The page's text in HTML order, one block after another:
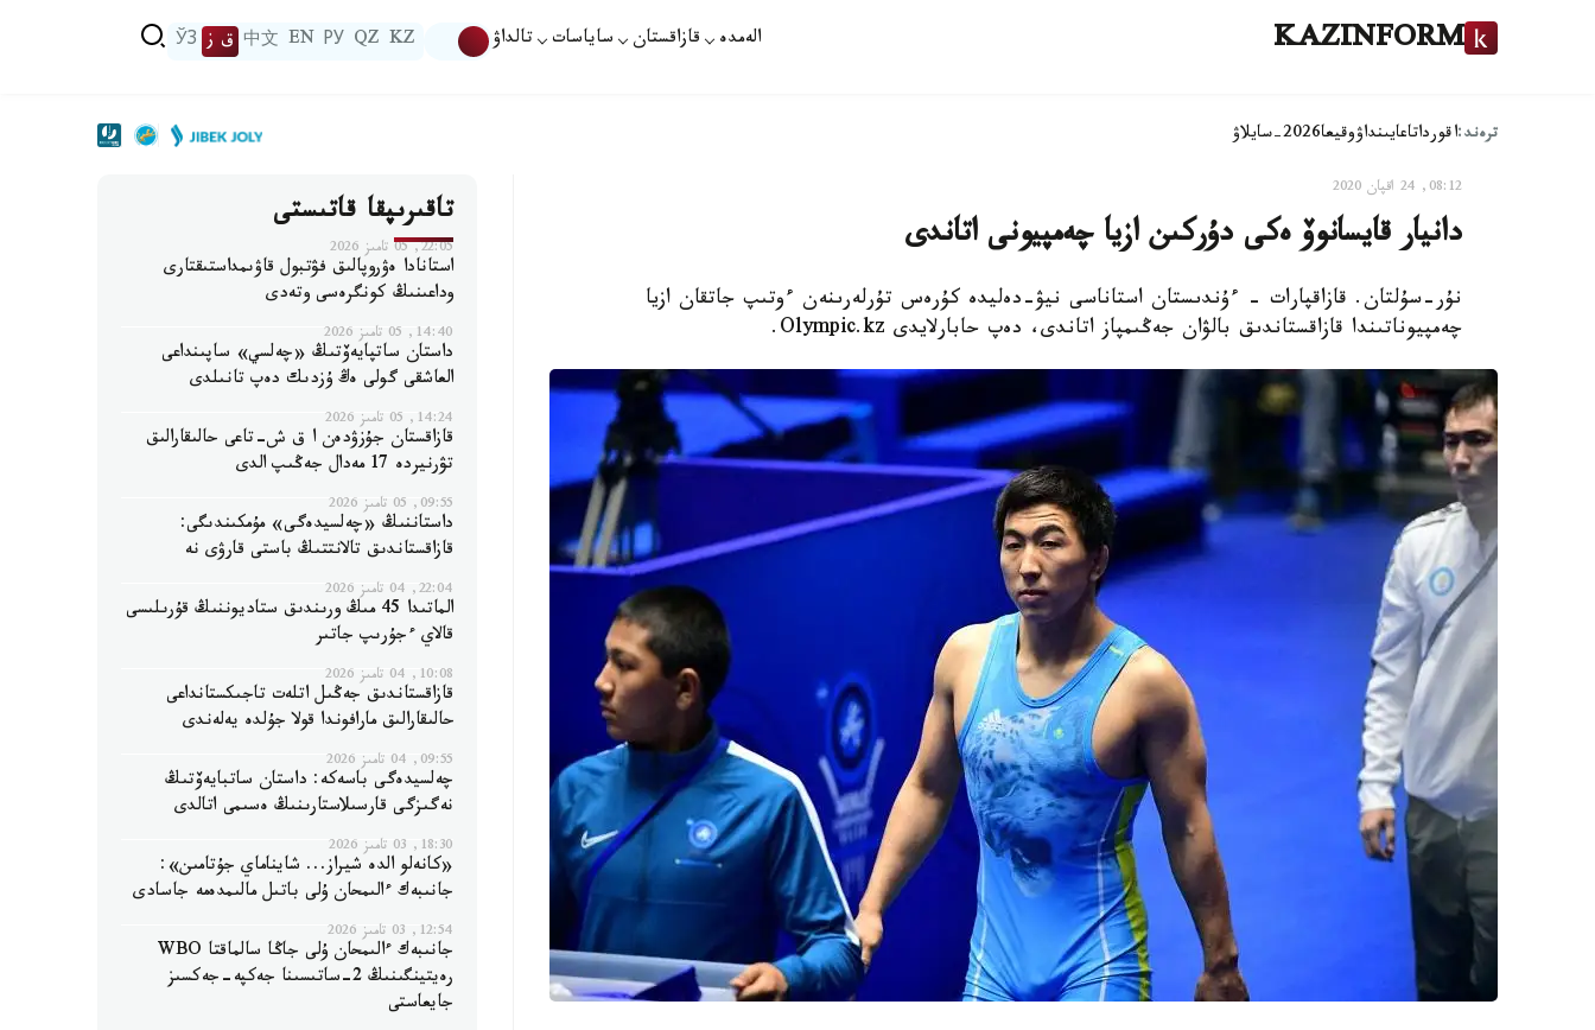
KAZINFORM الەمدە قازاقستان ساياسات تالداۋ KZ
QZ
РУ
EN
中文 ق ز ЎЗ
ترەند:اقورداتاعايىنداۋوقيعا2026-سايلاۋ
08:12, 24 اقپان 2020
دانيار قايسانوۆ ەكى دۇركىن ازيا چەمپيونى اتاندى
نۇر-سۇلتان. قازاقپارات - ءۇندىستان استاناسى نيۋ-دەليدە كۇرەس تۇرلەرىنەن ءوتىپ جاتقان ازيا
چەمپيوناتىندا قازاقستاندىق بالۋان جەڭىمپاز اتاندى، دەپ حابارلايدى Olympic.kz.
تاقىرىپقا قاتىستى
22:05, 05 تامىز 2026
استانادا ەۋروپالىق فۋتبول قاۋىمداستىقتارى
وداعىنىڭ كونگرەسى وتەدى
14:40, 05 تامىز 2026
داستان ساتپايەۆتىڭ «چەلسي» ساپىنداعى
العاشقى گولى ەڭ ۇزدىك دەپ تانىلدى
14:24, 05 تامىز 2026
قازاقستان جۇزۋدەن ا ق ش-تاعى حالىقارالىق
تۋرنيردە 17 مەدال جەڭىپ الدى
09:55, 05 تامىز 2026
داستاننىڭ «چەلسيدەگى» مۇمكىندىگى:
قازاقستاندىق تالانتتىڭ باستى قارۋى نە
22:04, 04 تامىز 2026
الماتىدا 45 مىڭ ورىندىق ستاديوننىڭ قۇرىلىسى
قالاي ءجۇرىپ جاتىر
10:08, 04 تامىز 2026
قازاقستاندىق جەڭىل اتلەت تاجىكستانداعى
حالىقارالىق مارافوندا قولا جۇلدە يەلەندى
09:55, 04 تامىز 2026
چەلسيدەگى باسەكە: داستان ساتبايەۆتىڭ
نەگىزگى قارسىلاستارىنىڭ ەسىمى اتالدى
18:30, 03 تامىز 2026
«كانەلو الدە شيراز... شايناماي جۇتامىن»:
جانىبەك ءالىمحان ۇلى باتىل مالىمدەمە جاسادى
12:54, 03 تامىز 2026
جانىبەك ءالىمحان ۇلى جاڭا سالماقتا WBO
رەيتينگىنىڭ 2-ساتىسىنا جەكپە-جەكسىز
جايعاستى